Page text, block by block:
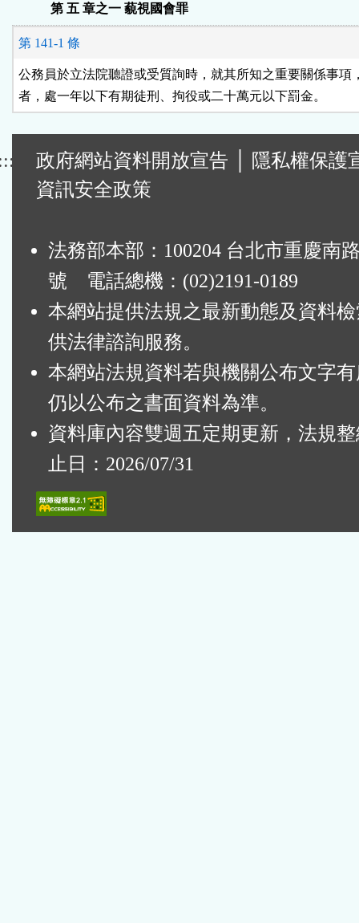
鈕
區
第 五 章之一 藐視國會罪
第 141-1 條
公務員於立法院聽證或受質詢時，就其所知之重要關係事項
者，處一年以下有期徒刑、拘役或二十萬元以下罰金。
政府網站資料開放宣告
隱私權保護
資訊安全政策
法務部本部：100204 台北市重慶南
號 電話總機：(02)2191-0189
本網站提供法規之最新動態及資料
供法律諮詢服務。
本網站法規資料若與機關公布文字
仍以公布之書面資料為準。
資料庫內容雙週五定期更新，法規
止日：2026/07/31